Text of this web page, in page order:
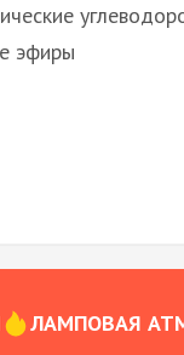
эфиры
ЛАМПОВАЯ